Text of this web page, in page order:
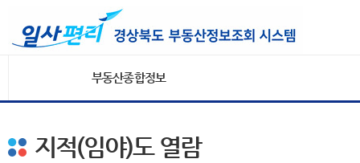
부동산종합정보
지적(임야)도 열람